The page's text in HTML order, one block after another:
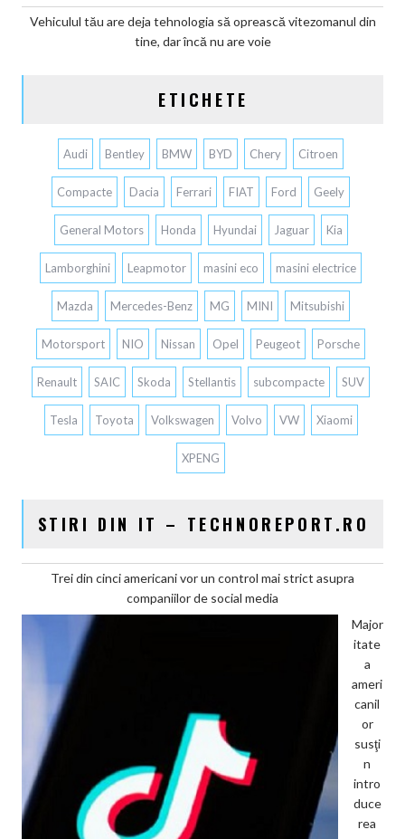
Vehiculul tău are deja tehnologia să oprească vitezomanul din
tine, dar încă nu are voie
ETICHETE
Audi Bentley BMW BYD Chery Citroen
Compacte Dacia Ferrari FIAT Ford Geely
General Motors Honda Hyundai Jaguar Kia
Lamborghini Leapmotor masini eco masini electrice
Mazda Mercedes-Benz MG MINI Mitsubishi
Motorsport NIO Nissan Opel Peugeot Porsche
Renault SAIC Skoda Stellantis subcompacte SUV
Tesla Toyota Volkswagen Volvo VW Xiaomi
XPENG
STIRI DIN IT – TECHNOREPORT.RO
Trei din cinci americani vor un control mai strict asupra
companiilor de social media
Major
itate
a
ameri
canil
or
susţi
n
intro
duce
rea